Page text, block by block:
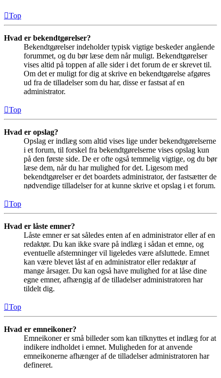
Top
Hvad er bekendtgørelser?
Bekendtgørelser indeholder typisk vigtige beskeder angående
forummet, og du bør læse dem når muligt. Bekendtgørelser
vises altid på toppen af alle sider i det forum de er skrevet til.
Om det er muligt for dig at skrive en bekendtgørelse afgøres
ud fra de tilladelser som du har, disse er fastsat af en
administrator.
Top
Hvad er opslag?
Opslag er indlæg som altid vises lige under bekendtgørelserne
i et forum, til forskel fra bekendtgørelserne vises opslag kun
på den første side. De er ofte også temmelig vigtige, og du bør
læse dem, når du har mulighed for det. Ligesom med
bekendtgørelser er det boardets administrator, der fastsætter de
nødvendige tilladelser for at kunne skrive et opslag i et forum.
Top
Hvad er låste emner?
Låste emner er sat således enten af en administrator eller af en
redaktør. Du kan ikke svare på indlæg i sådan et emne, og
eventuelle afstemninger vil ligeledes være afsluttede. Emnet
kan være blevet låst af en administrator eller redaktør af
mange årsager. Du kan også have mulighed for at låse dine
egne emner, afhængig af de tilladelser administratoren har
tildelt dig.
Top
Hvad er emneikoner?
Emneikoner er små billeder som kan tilknyttes et indlæg for at
indikere indholdet i emnet. Muligheden for at anvende
emneikonerne afhænger af de tilladelser administratoren har
defineret.